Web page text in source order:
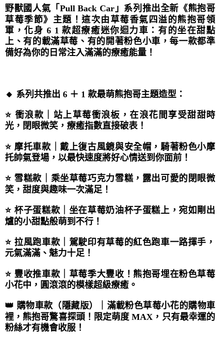
時審查核予不同之上限額度；若仍有額度不足之情形，本公司將視審查結果
請求用戶進行身份認證。
５．嚴禁一人註冊多個帳號或使用他人資訊註冊。若發現惡意使用之情形，
恩沛科技股份有限公司將有權停止該用戶之使用額度並採取法律行動。
野獸國人氣「Pull Back Car」系列推出全新《熊抱哥
草莓季節》主題！這次由草莓香氣四溢的熊抱哥領
軍，化身 6 1 款超療癒迷你迴力車：有的坐在甜點
上、有的載滿草莓、有的開著粉色小車，每一款都準
備好為你的日常注入滿滿的療癒能量！
🔸 系列共推出 6 ＋ 1 款最萌熊抱哥主題造型：
⭐ 衝浪款｜站上草莓衝浪板，在浪花間享受甜甜時
光，閉眼微笑，療癒指數直接破表！
⭐ 摩托車款｜戴上復古風鏡與安全帽，騎著粉色小摩
托帥氣登場，以最快速度將好心情送到你面前！
⭐ 雪糕款｜乘坐草莓巧克力雪糕，露出可愛的閉眼微
笑，甜度與趣味一次滿足！
⭐ 杯子蛋糕款｜坐在草莓奶油杯子蛋糕上，宛如剛出
爐的小甜點般萌到不行！
⭐ 拉風跑車款｜駕駛印有草莓的紅色跑車一路揮手，
元氣滿滿、魅力十足！
⭐ 豐收推車款｜草莓季大豐收！熊抱哥埋在粉色草莓
小花中，圓滾滾的模樣超級療癒。
👑 購物車款（隱藏版）｜滿載粉色草莓小花的購物車
裡，熊抱哥驚喜探頭！限定萌度 MAX，只有最幸運的
粉絲才有機會收服！